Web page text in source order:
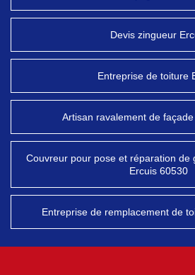
Devis zingueur
Entreprise de toiture
Artisan ravalement de
Couvreur pour pose et réparation de
Ercuis 60530
Entreprise de remplacement de